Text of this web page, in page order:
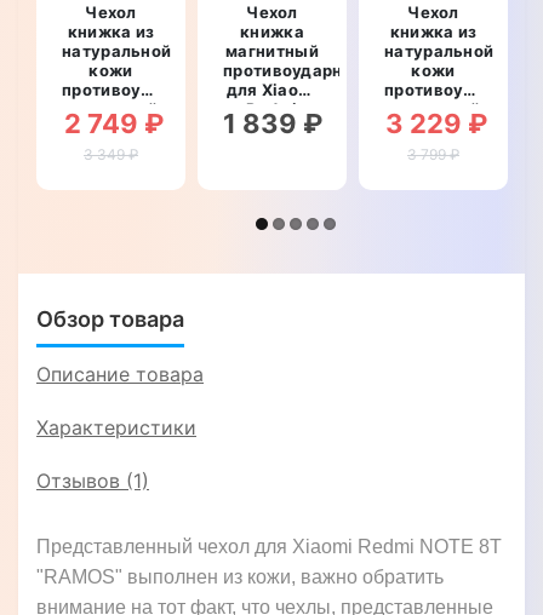
Чехол
книжка из
натуральной
кожи
противоударный
магнитный
для Xiaomi
Redmi
"TOROS"
2 749 ₽
3 349 ₽
Чехол
книжка
магнитный
противоударный
для Xiaomi
Redmi
NOTE 8T
1 839 ₽
Чехол
книжка из
натуральной
кожи
противоударный
магнитный
для Xiaomi
Redmi
"CROCO
3 229 ₽
3 799 ₽
Обзор товара
Описание товара
Характеристики
Отзывов (1)
Представленный чехол для Xiaomi Redmi NOTE 8T
"RAMOS" выполнен из кожи, важно обратить
внимание на тот факт, что чехлы, представленные